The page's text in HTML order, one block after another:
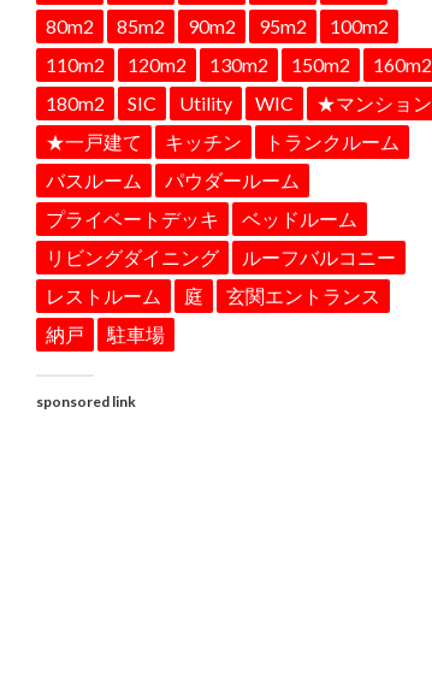
80m2
85m2 90m2 95m2
100m2
110m2
120m2 130m2 150m2
160m2
180m2
SIC Utility WIC
★マンション
★一戸建て
キッチン
トランクルーム
バスルーム
パウダールーム
プライベートデッキ
ベッドルーム
リビングダイニング
ルーフバルコニー
レストルーム
庭
玄関エントランス
納戸
駐車場
sponsored link